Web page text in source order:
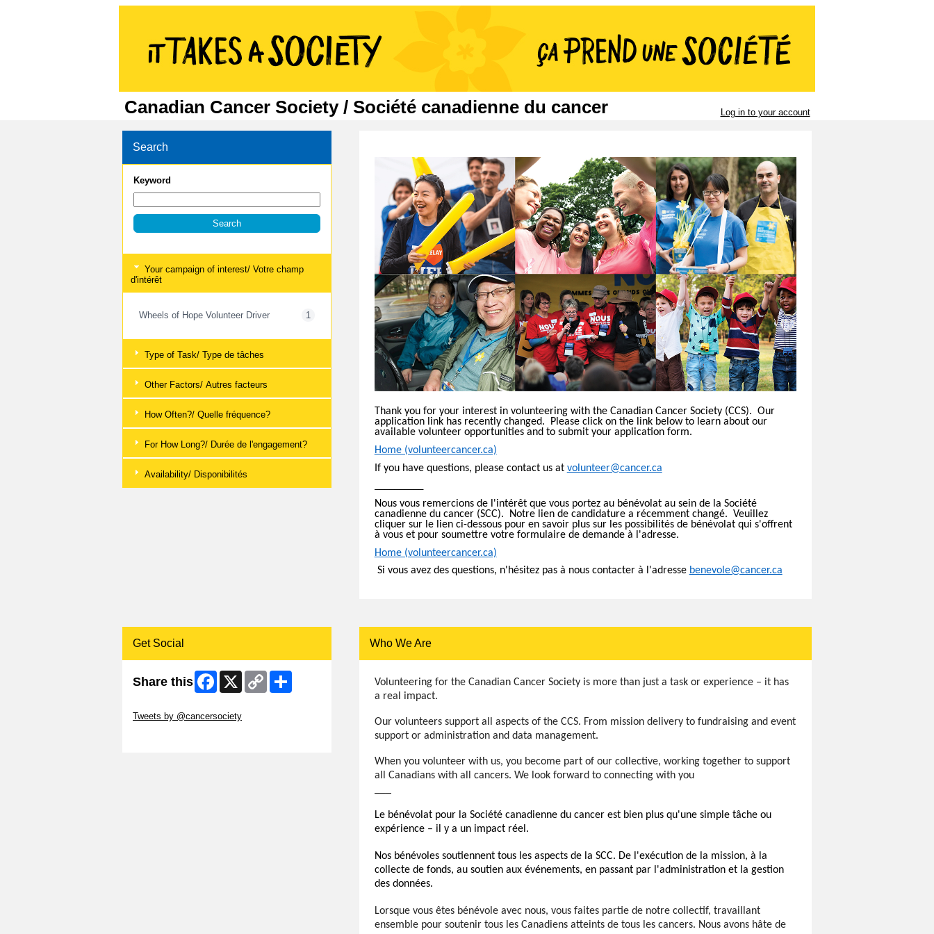
Canadian Cancer Society / Société canadienne du cancer Log in to your account
Thank you for your interest in volunteering with the Canadian Cancer Society (CCS). Our
application link has recently changed. Please click on the link below to learn about our
available volunteer opportunities and to submit your application form.
Home (volunteercancer.ca)
If you have questions, please contact us at volunteer@cancer.ca
Nous vous remercions de l'intérêt que vous portez au bénévolat au sein de la Société
canadienne du cancer (SCC). Notre lien de candidature a récemment changé. Veuillez
cliquer sur le lien ci-dessous pour en savoir plus sur les possibilités de bénévolat qui s'offrent
à vous et pour soumettre votre formulaire de demande à l'adresse.
Home (volunteercancer.ca)
Si vous avez des questions, n'hésitez pas à nous contacter à l'adresse benevole@cancer.ca
Search
Keyword
Your campaign of interest/ Votre champ
d'intérêt
Wheels of Hope Volunteer Driver 1
Type of Task/ Type de tâches
Other Factors/ Autres facteurs
How Often?/ Quelle fréquence?
For How Long?/ Durée de l'engagement?
Availability/ Disponibilités
Who We Are
Volunteering for the Canadian Cancer Society is more than just a task or experience – it has
a real impact.
Our volunteers support all aspects of the CCS. From mission delivery to fundraising and event
support or administration and data management.
When you volunteer with us, you become part of our collective, working together to support
all Canadians with all cancers. We look forward to connecting with you
Le bénévolat pour la Société canadienne du cancer est bien plus qu'une simple tâche ou
expérience – il y a un impact réel.
Nos bénévoles soutiennent tous les aspects de la SCC. De l'exécution de la mission, à la
collecte de fonds, au soutien aux événements, en passant par l'administration et la gestion
des données.
Lorsque vous êtes bénévole avec nous, vous faites partie de notre collectif, travaillant
ensemble pour soutenir tous les Canadiens atteints de tous les cancers. Nous avons hâte de
Get Social
Share this Facebook
X
Copy
Link
Tweets by @cancersociety